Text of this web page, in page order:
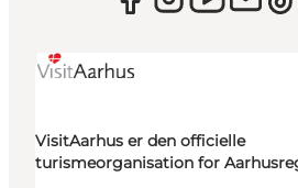
VisitAarhus er den officielle
turismeorganisation for